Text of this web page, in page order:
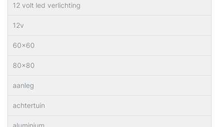
12 volt led verlichting
12v
60×60
80×80
aanleg
achtertuin
aluminium